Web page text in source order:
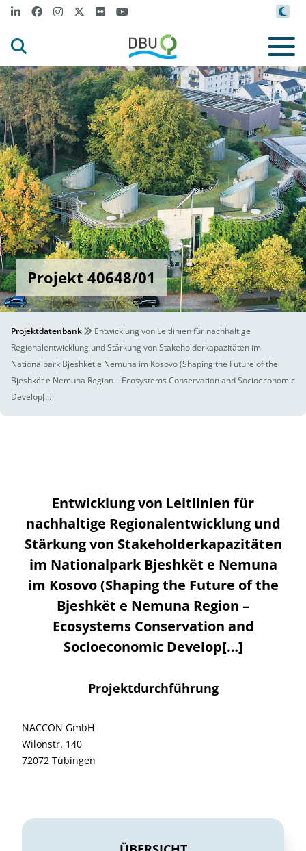
Projekt 40648/01
Projektdatenbank
Entwicklung von Leitlinien für nachhaltige
Regionalentwicklung und Stärkung von Stakeholderkapazitäten im
Nationalpark Bjeshkët e Nemuna im Kosovo (Shaping the Future of the
Bjeshkët e Nemuna Region – Ecosystems Conservation and Socioeconomic
Develop[…]
Entwicklung von Leitlinien für
nachhaltige Regionalentwicklung und
Stärkung von Stakeholderkapazitäten
im Nationalpark Bjeshkët e Nemuna
im Kosovo (Shaping the Future of the
Bjeshkët e Nemuna Region –
Ecosystems Conservation and
Socioeconomic Develop[…]
Projektdurchführung
NACCON GmbH
Wilonstr. 140
72072 Tübingen